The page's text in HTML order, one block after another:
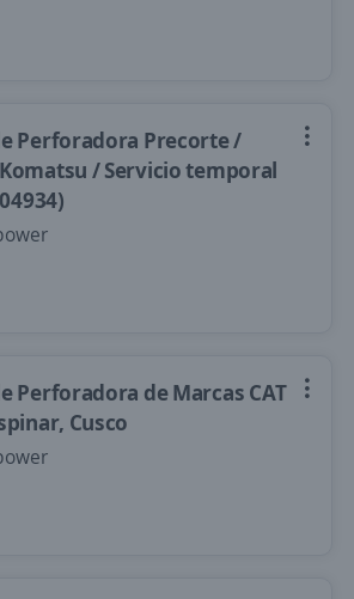
Perforadora Precorte /
/ Servicio temporal
Perforadora de Marcas CAT
Cusco